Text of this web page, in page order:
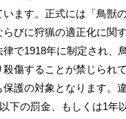
います。正式には「鳥獣
らびに狩猟の適正化に関
で1918年に制定され、
殺傷することが禁じられ
保護の対象となります。
下の罰金、もしくは1年